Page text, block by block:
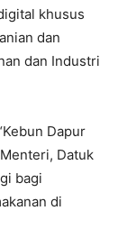
khusus
dan
dan Industri
Dapur
Datuk
bagi
di